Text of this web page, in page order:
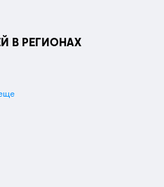
В РЕГИОНАХ